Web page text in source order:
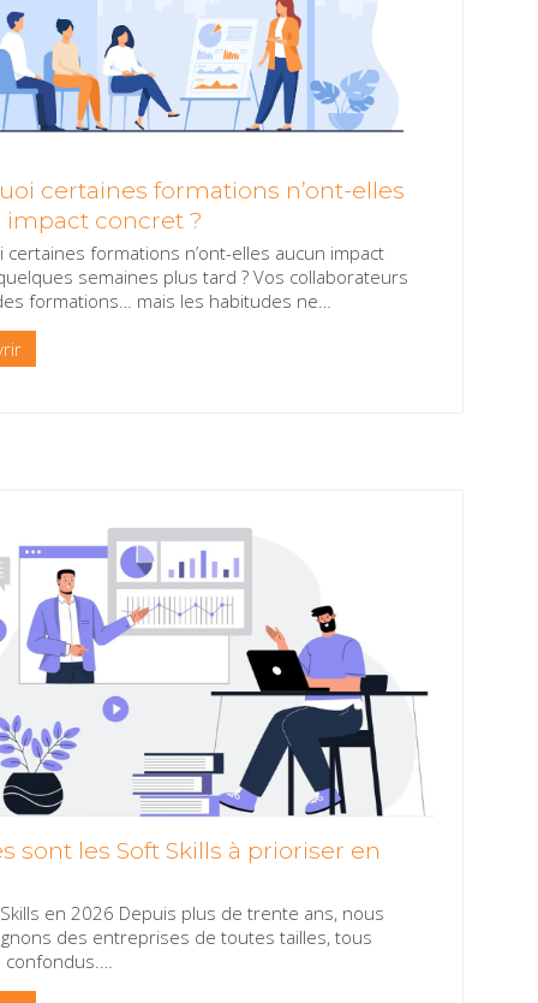
certaines formations n’ont-elles
impact concret ?
certaines formations n’ont-elles aucun impact
semaines plus tard ? Vos collaborateurs
formations… mais les habitudes ne
sont les Soft Skills à prioriser en
en 2026 Depuis plus de trente ans, nous
des entreprises de toutes tailles, tous
…